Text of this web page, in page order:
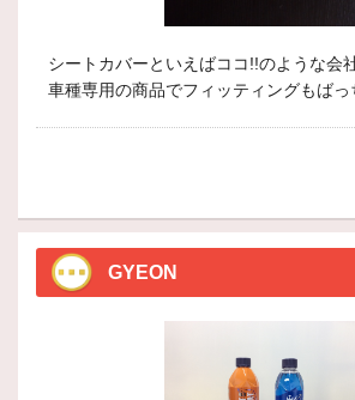
シートカバーといえばココ!!のような会
車種専用の商品でフィッティングもばっ
GYEON